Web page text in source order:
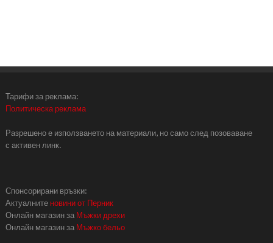
Тарифи за реклама:
Политическа реклама
Разрешено е използването на материали, но само след позоваване
с активен линк.
Спонсорирани връзки:
Актуалните новини от Перник
Онлайн магазин за Мъжки дрехи
Онлайн магазин за Мъжко бельо